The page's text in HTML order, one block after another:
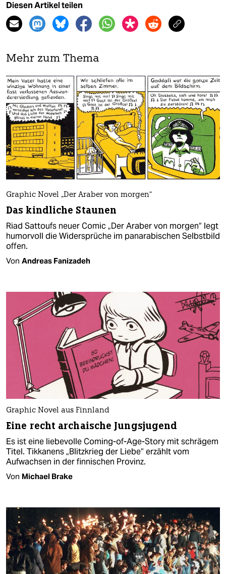
Diesen Artikel teilen
Mehr zum Thema
Graphic Novel „Der Araber von morgen“
Das kindliche Staunen
Riad Sattoufs neuer Comic „Der Araber von morgen“ legt
humorvoll die Widersprüche im panarabischen Selbstbild
offen.
Von Andreas Fanizadeh
Graphic Novel aus Finnland
Eine recht archaische Jungsjugend
Es ist eine liebevolle Coming-of-Age-Story mit schrägem
Titel. Tikkanens „Blitzkrieg der Liebe“ erzählt vom
Aufwachsen in der finnischen Provinz.
Von Michael Brake